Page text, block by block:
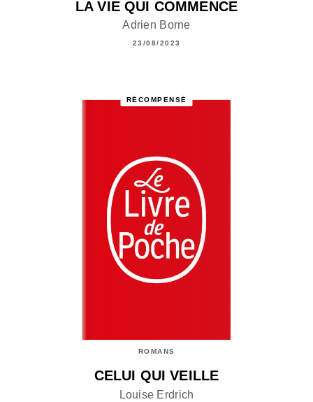
LA VIE QUI COMMENCE
Adrien Borne
23/08/2023
RÉCOMPENSÉ
ROMANS
CELUI QUI VEILLE
Louise Erdrich